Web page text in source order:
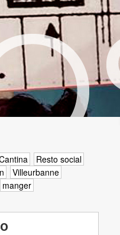
Resto social
Villeurbanne
manger